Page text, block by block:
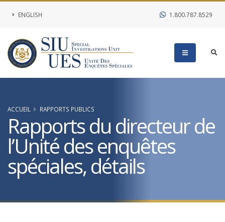
ENGLISH 1.800.787.8529
ACCUEIL RAPPORTS PUBLICS
Rapports du directeur de
l’Unité des enquêtes
spéciales, détails